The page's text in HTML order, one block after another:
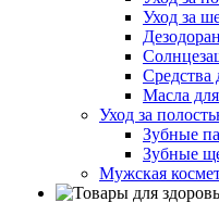
Уход за
Масла
Уход за
Зубные
Зубные
Мужская